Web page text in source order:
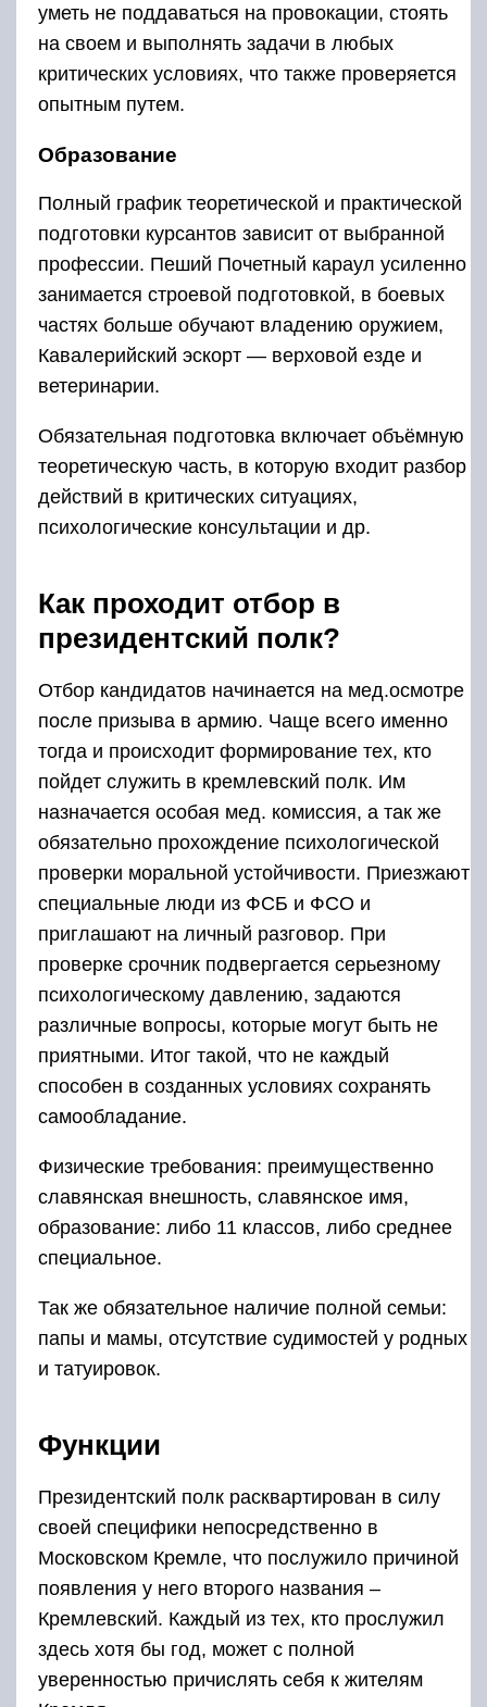
уметь не поддаваться на провокации, стоять
на своем и выполнять задачи в любых
критических условиях, что также проверяется
опытным путем.
Образование
Полный график теоретической и практической
подготовки курсантов зависит от выбранной
профессии. Пеший Почетный караул усиленно
занимается строевой подготовкой, в боевых
частях больше обучают владению оружием,
Кавалерийский эскорт — верховой езде и
ветеринарии.
Обязательная подготовка включает объёмную
теоретическую часть, в которую входит разбор
действий в критических ситуациях,
психологические консультации и др.
Как проходит отбор в
президентский полк?
Отбор кандидатов начинается на мед.осмотре
после призыва в армию. Чаще всего именно
тогда и происходит формирование тех, кто
пойдет служить в кремлевский полк. Им
назначается особая мед. комиссия, а так же
обязательно прохождение психологической
проверки моральной устойчивости. Приезжают
специальные люди из ФСБ и ФСО и
приглашают на личный разговор. При
проверке срочник подвергается серьезному
психологическому давлению, задаются
различные вопросы, которые могут быть не
приятными. Итог такой, что не каждый
способен в созданных условиях сохранять
самообладание.
Физические требования: преимущественно
славянская внешность, славянское имя,
образование: либо 11 классов, либо среднее
специальное.
Так же обязательное наличие полной семьи:
папы и мамы, отсутствие судимостей у родных
и татуировок.
Функции
Президентский полк расквартирован в силу
своей специфики непосредственно в
Московском Кремле, что послужило причиной
появления у него второго названия –
Кремлевский. Каждый из тех, кто прослужил
здесь хотя бы год, может с полной
уверенностью причислять себя к жителям